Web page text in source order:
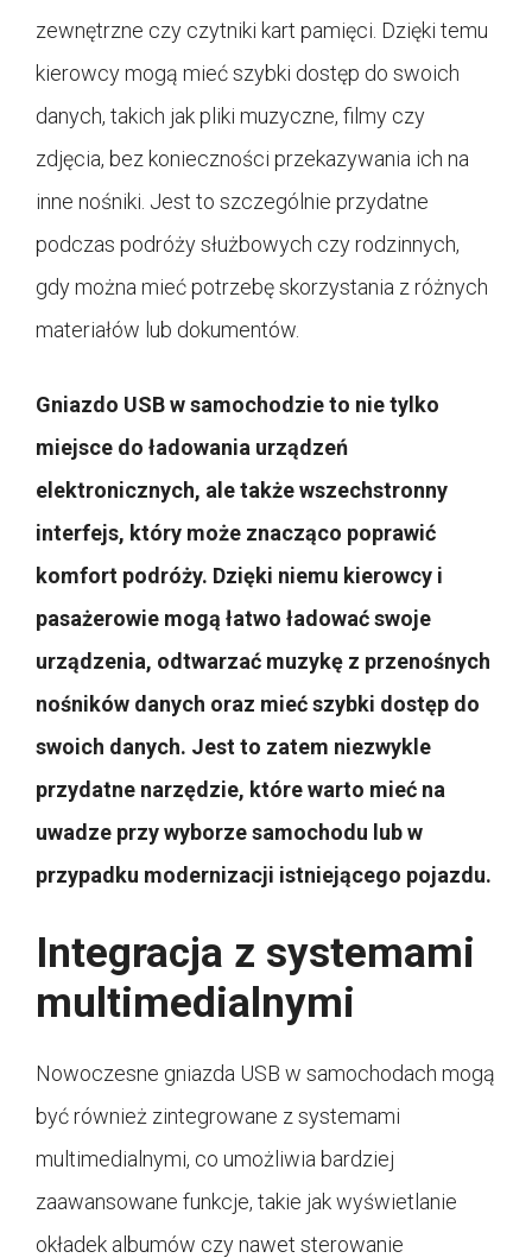
zewnętrzne czy czytniki kart pamięci. Dzięki temu
kierowcy mogą mieć szybki dostęp do swoich
danych, takich jak pliki muzyczne, filmy czy
zdjęcia, bez konieczności przekazywania ich na
inne nośniki. Jest to szczególnie przydatne
podczas podróży służbowych czy rodzinnych,
gdy można mieć potrzebę skorzystania z różnych
materiałów lub dokumentów.
Gniazdo USB w samochodzie to nie tylko
miejsce do ładowania urządzeń
elektronicznych, ale także wszechstronny
interfejs, który może znacząco poprawić
komfort podróży. Dzięki niemu kierowcy i
pasażerowie mogą łatwo ładować swoje
urządzenia, odtwarzać muzykę z przenośnych
nośników danych oraz mieć szybki dostęp do
swoich danych. Jest to zatem niezwykle
przydatne narzędzie, które warto mieć na
uwadze przy wyborze samochodu lub w
przypadku modernizacji istniejącego pojazdu.
Integracja z systemami
multimedialnymi
Nowoczesne gniazda USB w samochodach mogą
być również zintegrowane z systemami
multimedialnymi, co umożliwia bardziej
zaawansowane funkcje, takie jak wyświetlanie
okładek albumów czy nawet sterowanie